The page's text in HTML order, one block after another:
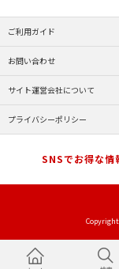
ご利用ガイド
お問い合わせ
サイト運営会社について
プライバシーポリシー
SNSでお得な情
Copyright